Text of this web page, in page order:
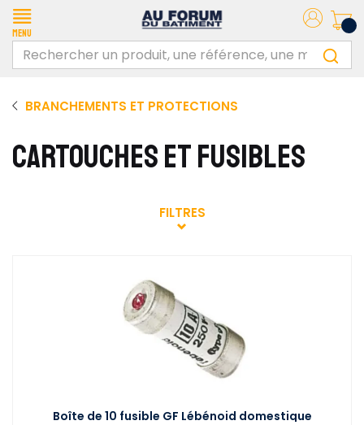
Menu
BRANCHEMENTS ET PROTECTIONS
CARTOUCHES ET FUSIBLES
FILTRES
Boîte de 10 fusible GF Lébénoid domestique